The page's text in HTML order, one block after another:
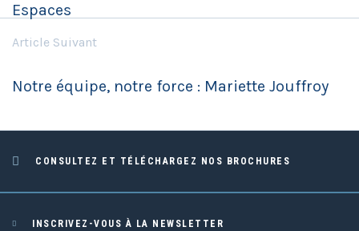
Espaces
Article Suivant
Notre équipe, notre force : Mariette Jouffroy
CONSULTEZ ET TÉLÉCHARGEZ NOS BROCHURES
INSCRIVEZ-VOUS À LA NEWSLETTER